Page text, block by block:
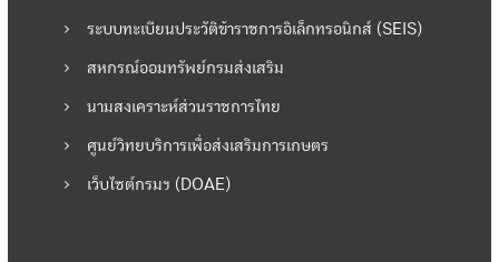
ระบบทะเบียนประวัติข้าราชการอิเล็กทรอนิกส์ (SEIS)
สหกรณ์ออมทรัพย์กรมส่งเสริม
นามสงเคราะห์ส่วนราชการไทย
ศูนย์วิทยบริการเพื่อส่งเสริมการเกษตร
เว็บไซต์กรมฯ (DOAE)